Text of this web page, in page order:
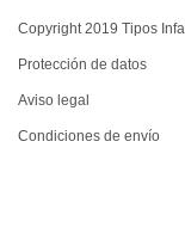
Copyright 2019 Tipos
Protección de datos
Aviso legal
Condiciones de envío